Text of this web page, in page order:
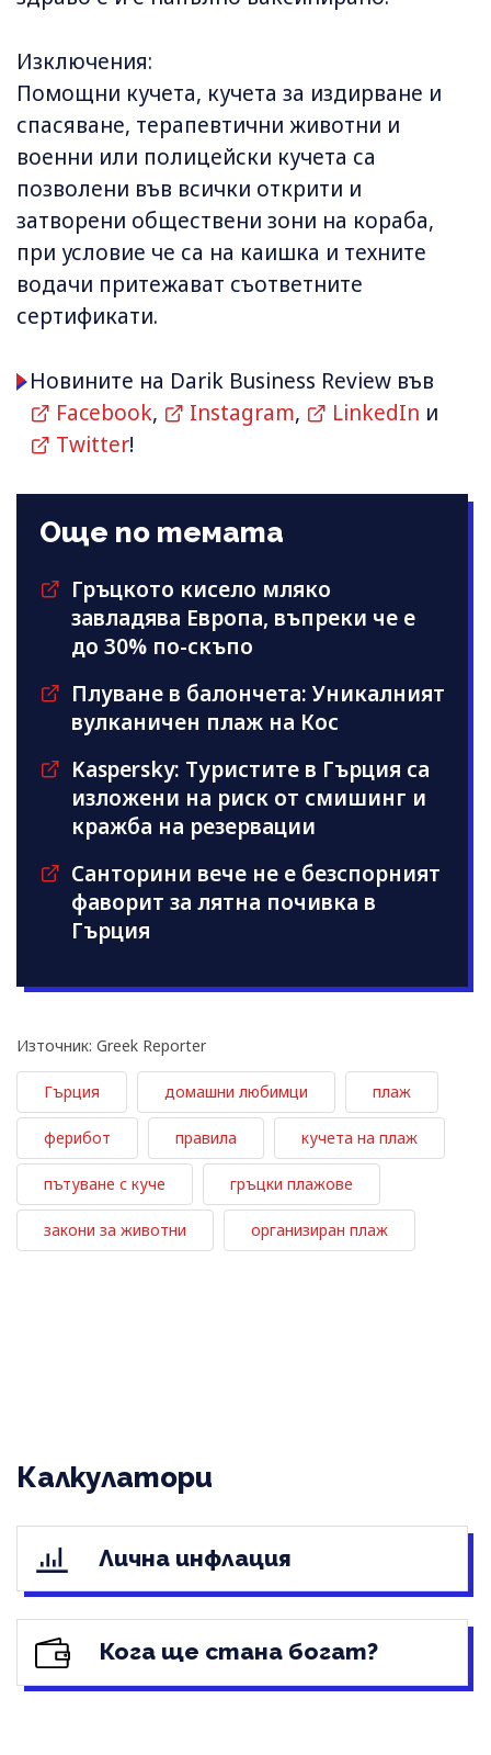
Изключения:
Помощни кучета, кучета за издирване и
спасяване, терапевтични животни и
военни или полицейски кучета са
позволени във всички открити и
затворени обществени зони на кораба,
при условие че са на каишка и техните
водачи притежават съответните
сертификати.
Новините на Darik Business Review във
Facebook, Instagram, LinkedIn и
Twitter!
Още по темата
Гръцкото кисело мляко
завладява Европа, въпреки че е
до 30% по-скъпо
Плуване в балончета: Уникалният
вулканичен плаж на Кос
Kaspersky: Туристите в Гърция са
изложени на риск от смишинг и
кражба на резервации
Санторини вече не е безспорният
фаворит за лятна почивка в
Гърция
Източник: Greek Reporter
Гърция домашни любимци плаж
ферибот правила кучета на плаж
пътуване с куче гръцки плажове
закони за животни организиран плаж
Калкулатори
Лична инфлация
Кога ще стана богат?